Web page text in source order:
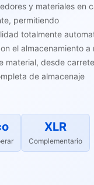
y materiales en
permitiendo
totalmente
el almacenamiento a
material, desde
de almacenaje
XLR
Complementario